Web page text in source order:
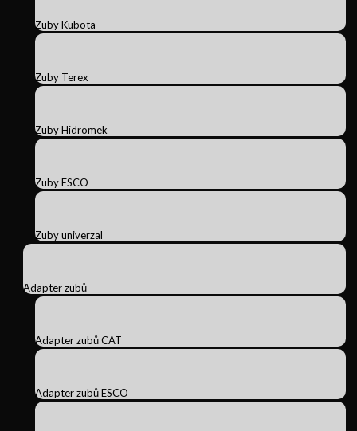
Zuby Kubota
Zuby Terex
Zuby Hidromek
Zuby ESCO
Zuby univerzal
Adapter zubů
Adapter zubů CAT
Adapter zubů ESCO